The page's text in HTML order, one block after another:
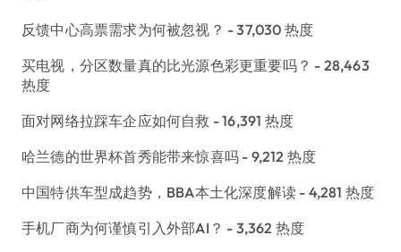
反馈中心高票需求为何被忽视？ - 37,030 热度
买电视，分区数量真的比光源色彩更重要吗？ - 28,463
热度
面对网络拉踩车企应如何自救 - 16,391 热度
哈兰德的世界杯首秀能带来惊喜吗 - 9,212 热度
中国特供车型成趋势，BBA本土化深度解读 - 4,281 热度
手机厂商为何谨慎引入外部AI？ - 3,362 热度